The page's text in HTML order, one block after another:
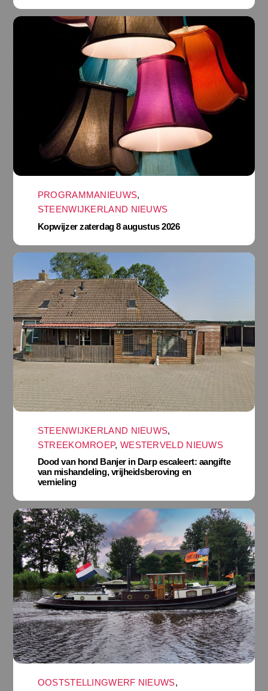
PROGRAMMANIEUWS,
STEENWIJKERLAND NIEUWS
Kopwijzer zaterdag 8 augustus 2026
STEENWIJKERLAND NIEUWS,
STREEKOMROEP, WESTERVELD NIEUWS
Dood van hond Banjer in Darp escaleert: aangifte
van mishandeling, vrijheidsberoving en
vernieling
OOSTSTELLINGWERF NIEUWS,